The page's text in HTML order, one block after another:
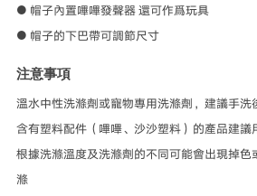
● 帽子內置嗶嗶發聲器 還可作爲玩具
● 帽子的下巴帶可調節尺寸
注意事項
溫水中性洗滌劑或寵物專用洗滌劑，建議手洗
含有塑料配件（嗶嗶、沙沙塑料）的產品建議
根據洗滌溫度及洗滌劑的不同可能會出現掉
滌